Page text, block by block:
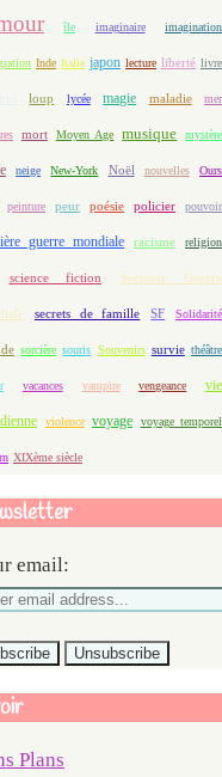
île imaginaire imagination
Inde Italie japon lecture liberté livre
loup lycée magie maladie mer
mort Moyen Age musique mystère
neige New-York Noël nouvelles Ours
peinture peur poésie policier pouvoir
guerre mondiale racisme religion
science fiction Seconde Guerre
secrets de famille SF Solidarité
sorcière souris Souvenirs survie théâtre
vacances vampire vengeance vie
violence voyage voyage temporel
XIXème siècle
email:
Plans